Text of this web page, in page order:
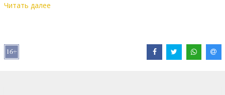
В ролях:
Lucy Hale,Austin Stowell, Ryan
Hansen
Читать далее